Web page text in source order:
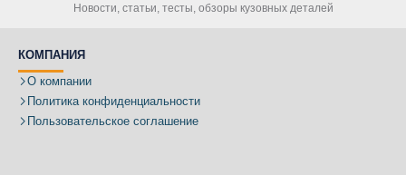
Новости, статьи, тесты, обзоры кузовных деталей
КОМПАНИЯ
О компании
Политика конфиденциальности
Пользовательское соглашение